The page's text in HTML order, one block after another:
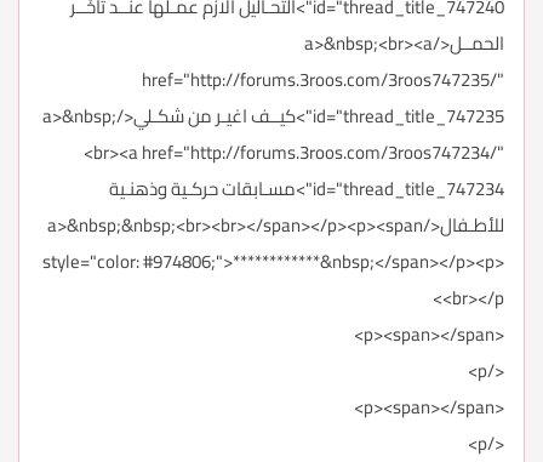
الحمــل</a>&nbsp;<br><a
href="http://forums.3roos.com/3roos747235/"
id="thread_title_747235">كيــف اغيـر من شكـلي</a>&nbsp;
<br><a href="http://forums.3roos.com/3roos747234/"
id="thread_title_747234">مسـابقات حركـية وذهنـية
للأطـفال</a>&nbsp;&nbsp;<br><br></span></p><p><span
style="color: #974806;">************&nbsp;</span></p><p>
<br></p>
<p><span></span>
</p>
<p><span></span>
</p>